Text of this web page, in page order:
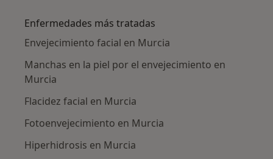
Enfermedades más tratadas
Envejecimiento facial en Murcia
Manchas en la piel por el envejecimiento en
Murcia
Flacidez facial en Murcia
Fotoenvejecimiento en Murcia
Hiperhidrosis en Murcia